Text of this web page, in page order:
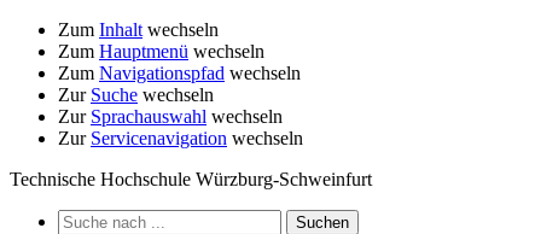
Zum Inhalt wechseln
Zum Hauptmenü wechseln
Zum Navigationspfad wechseln
Zur Suche wechseln
Zur Sprachauswahl wechseln
Zur Servicenavigation wechseln
Technische Hochschule Würzburg-Schweinfurt